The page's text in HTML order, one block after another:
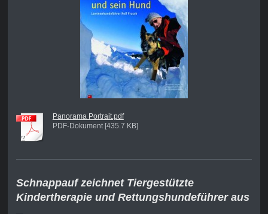
Panorama Portrait.pdf
PDF-Dokument [435.7 KB]
Schnappauf zeichnet Tiergestützte
Kindertherapie und Rettungshundeführer aus